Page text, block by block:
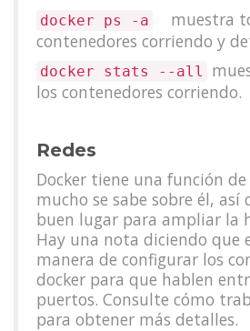
docker ps -a
muestra
contenedores corriendo y
docker stats --all
los contenedores corriendo.
Redes
Docker tiene una función de
mucho se sabe sobre él, así
buen lugar para ampliar la
Hay una nota diciendo que
manera de configurar los
docker para que hablen
puertos. Consulte cómo
para obtener más detalles.